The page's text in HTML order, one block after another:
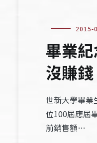
2015-
畢業
沒賺
世新大學畢業
位100屆應屆
前銷售額…